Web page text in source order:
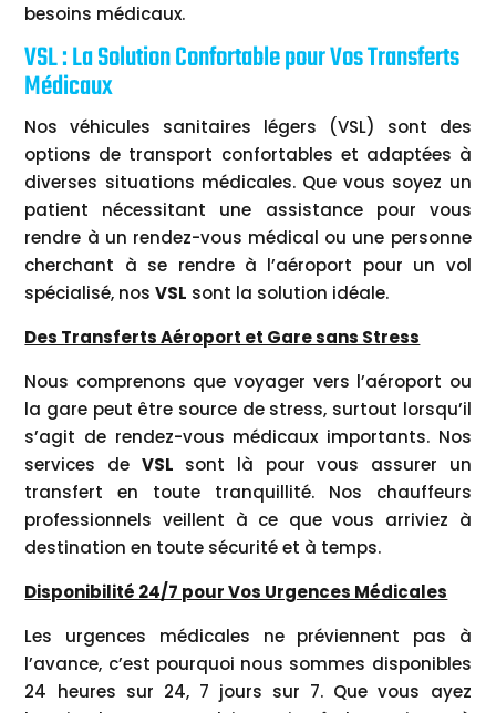
besoins médicaux.
VSL : La Solution Confortable pour Vos Transferts
Médicaux
Nos véhicules sanitaires légers (VSL) sont des
options de transport confortables et adaptées à
diverses situations médicales. Que vous soyez un
patient nécessitant une assistance pour vous
rendre à un rendez-vous médical ou une personne
cherchant à se rendre à l’aéroport pour un vol
spécialisé, nosVSL sont la solution idéale.
Des Transferts Aéroport et Gare sans Stress
Nous comprenons que voyager vers l’aéroport ou
la gare peut être source de stress, surtout lorsqu’il
s’agit de rendez-vous médicaux importants. Nos
services de VSL sont là pour vous assurer un
transfert en toute tranquillité. Nos chauffeurs
professionnels veillent à ce que vous arriviez à
destination en toute sécurité et à temps.
Disponibilité 24/7 pour Vos Urgences Médicales
Les urgences médicales ne préviennent pas à
l’avance, c’est pourquoi nous sommes disponibles
24 heures sur 24, 7 jours sur 7. Que vous ayez